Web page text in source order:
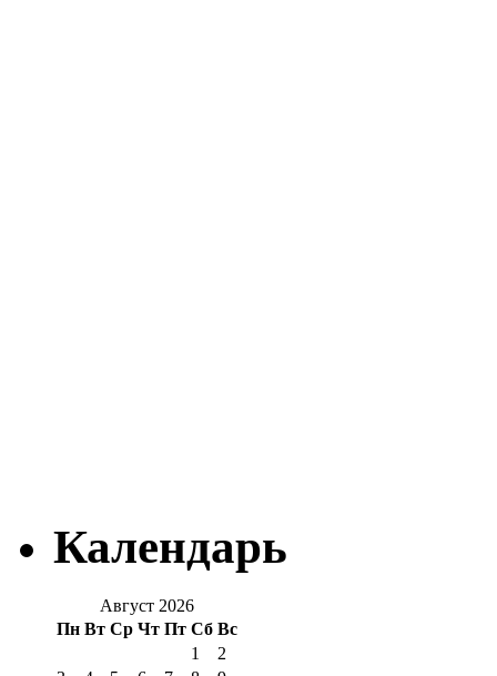
Календарь
Август 2026
Пн Вт Ср Чт Пт Сб Вс
1
2